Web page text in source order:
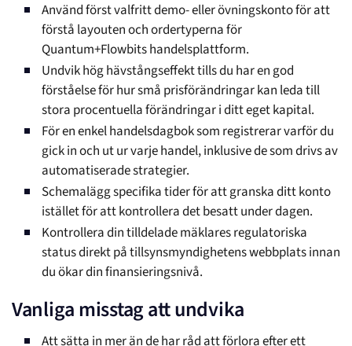
Använd först valfritt demo- eller övningskonto för att
förstå layouten och ordertyperna för
Quantum+Flowbits handelsplattform.
Undvik hög hävstångseffekt tills du har en god
förståelse för hur små prisförändringar kan leda till
stora procentuella förändringar i ditt eget kapital.
För en enkel handelsdagbok som registrerar varför du
gick in och ut ur varje handel, inklusive de som drivs av
automatiserade strategier.
Schemalägg specifika tider för att granska ditt konto
istället för att kontrollera det besatt under dagen.
Kontrollera din tilldelade mäklares regulatoriska
status direkt på tillsynsmyndighetens webbplats innan
du ökar din finansieringsnivå.
Vanliga misstag att undvika
Att sätta in mer än de har råd att förlora efter ett